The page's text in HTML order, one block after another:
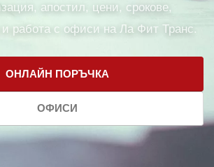
апостил, цени, срокове,
работа с офиси на Ла Фит Транс.
ОНЛАЙН ПОРЪЧКА
ОФИСИ